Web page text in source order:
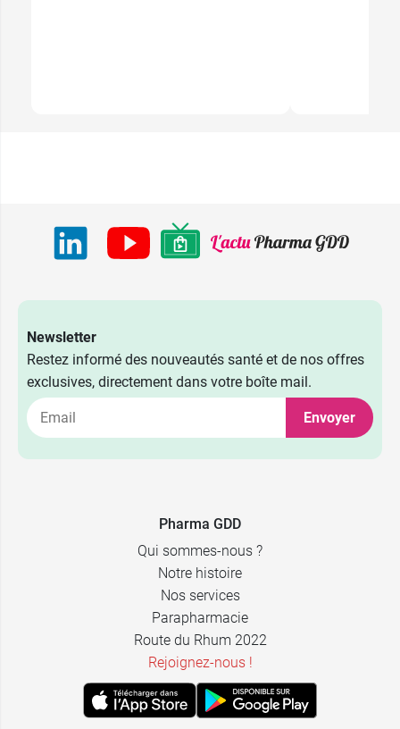
Newsletter
Restez informé des nouveautés santé et de nos offres
exclusives, directement dans votre boîte mail.
Envoyer
Pharma GDD
Qui sommes-nous ?
Notre histoire
Nos services
Parapharmacie
Route du Rhum 2022
Rejoignez-nous !